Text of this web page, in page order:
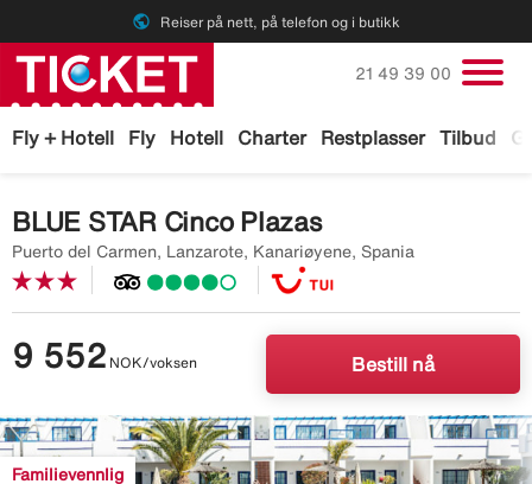
public Reiser på nett, på telefon og i butikk
Fly + Hotell Fly Hotell Charter Restplasser Tilbud
Ring oss på
21 49 39 00
BLUE STAR Cinco Plazas
Puerto del Carmen, Lanzarote, Kanariøyene, Spania
9 552 NOK/voksen Bestill nå
Familievennlig
Image
description